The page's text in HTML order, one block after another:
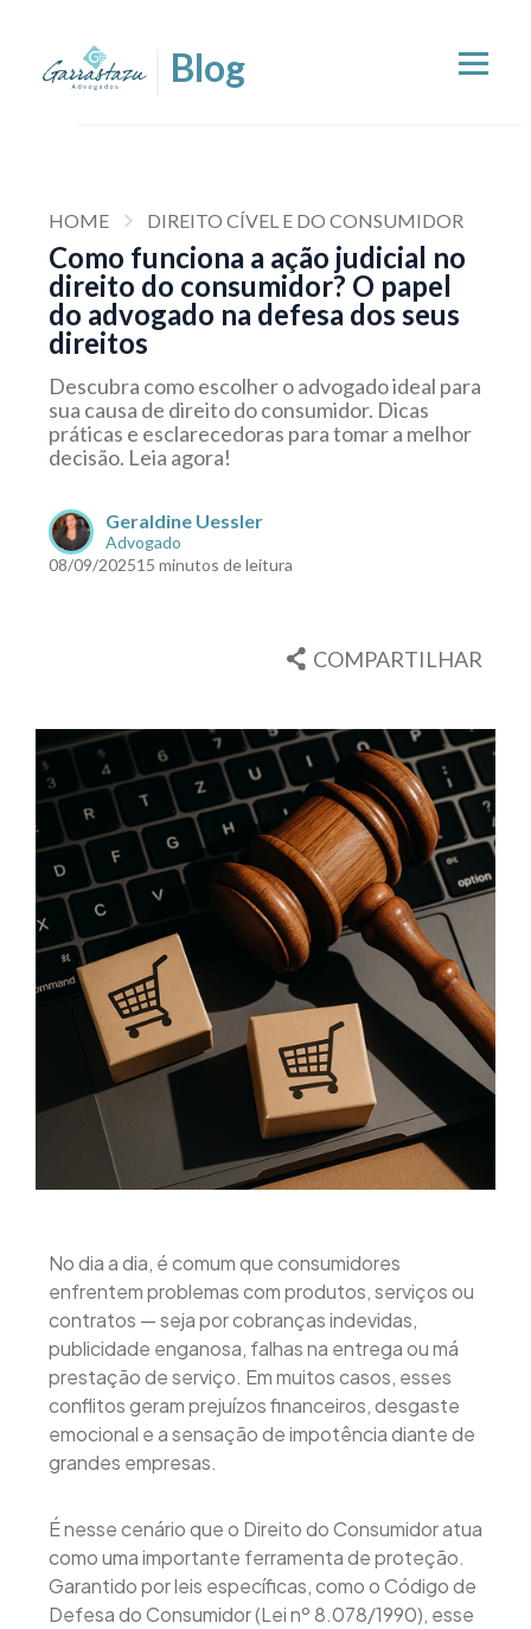
HOME DIREITO CÍVEL E DO CONSUMIDOR
Como funciona a ação judicial no
direito do consumidor? O papel
do advogado na defesa dos seus
direitos
Descubra como escolher o advogado ideal para
sua causa de direito do consumidor. Dicas
práticas e esclarecedoras para tomar a melhor
decisão. Leia agora!
Geraldine Uessler
Advogado
08/09/202515 minutos de leitura
COMPARTILHAR
No dia a dia, é comum que consumidores
enfrentem problemas com produtos, serviços ou
contratos — seja por cobranças indevidas,
publicidade enganosa, falhas na entrega ou má
prestação de serviço. Em muitos casos, esses
conflitos geram prejuízos financeiros, desgaste
emocional e a sensação de impotência diante de
grandes empresas.
É nesse cenário que o Direito do Consumidor atua
como uma importante ferramenta de proteção.
Garantido por leis específicas, como o Código de
Defesa do Consumidor (Lei nº 8.078/1990), esse